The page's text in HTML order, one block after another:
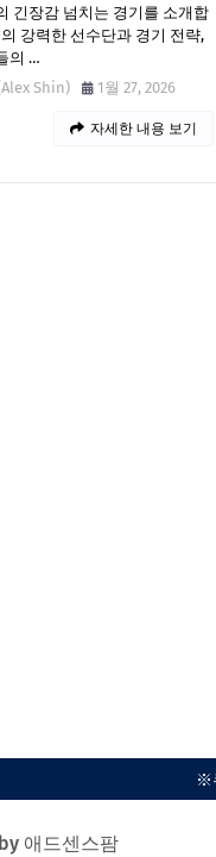
긴장감 넘치는 경기를 소개합
강력한 선수단과 경기 전략,
의 …
Shin)
1월 27, 2026
자세한 내용 보기
※
애드센스팜